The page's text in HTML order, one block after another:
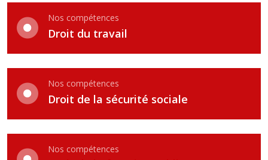
Nos compétences
Droit du travail
Nos compétences
Droit de la sécurité sociale
Nos compétences